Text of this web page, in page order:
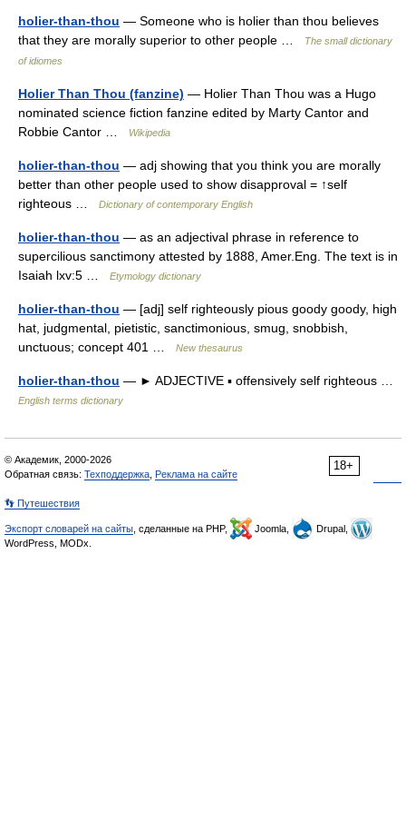
holier-than-thou — Someone who is holier than thou believes
that they are morally superior to other people …
The small dictionary
of idiomes
Holier Than Thou (fanzine) — Holier Than Thou was a Hugo
nominated science fiction fanzine edited by Marty Cantor and
Robbie Cantor …
Wikipedia
holier-than-thou — adj showing that you think you are morally
better than other people used to show disapproval = ↑self
righteous …
Dictionary of contemporary English
holier-than-thou — as an adjectival phrase in reference to
supercilious sanctimony attested by 1888, Amer.Eng. The text is in
Isaiah lxv:5 …
Etymology dictionary
holier-than-thou — [adj] self righteously pious goody goody, high
hat, judgmental, pietistic, sanctimonious, smug, snobbish,
unctuous; concept 401 …
New thesaurus
holier-than-thou — ► ADJECTIVE ▪ offensively self righteous …
English terms dictionary
18+
© Академик, 2000-2026
Обратная связь: Техподдержка Реклама на сайте
👣 Путешествия
Экспорт словарей на сайты , сделанные на PHP, Joomla,
Drupal,
WordPress, MODx.